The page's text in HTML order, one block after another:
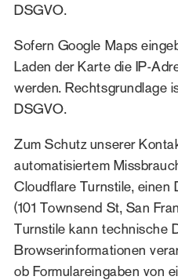
DSGVO.
Sofern Google Maps
Laden der Karte die IP-
werden. Rechtsgrundlage
DSGVO.
Zum Schutz unserer
automatisiertem
Cloudflare Turnstile, einen
(101 Townsend St, San
Turnstile kann technische
Browserinformationen
ob Formulareingaben von